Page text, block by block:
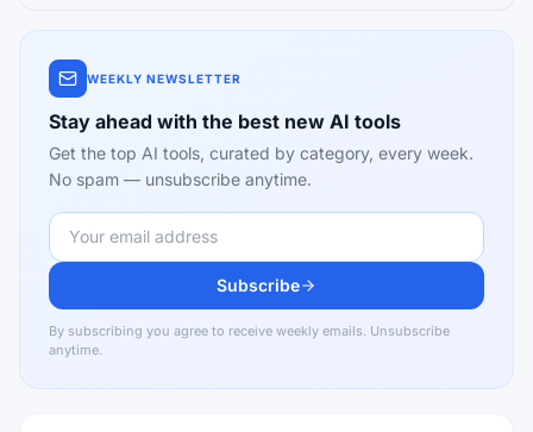
WEEKLY NEWSLETTER
Stay ahead with the best new AI tools
Get the top AI tools, curated by category, every week.
No spam — unsubscribe anytime.
Subscribe
By subscribing you agree to receive weekly emails. Unsubscribe
anytime.